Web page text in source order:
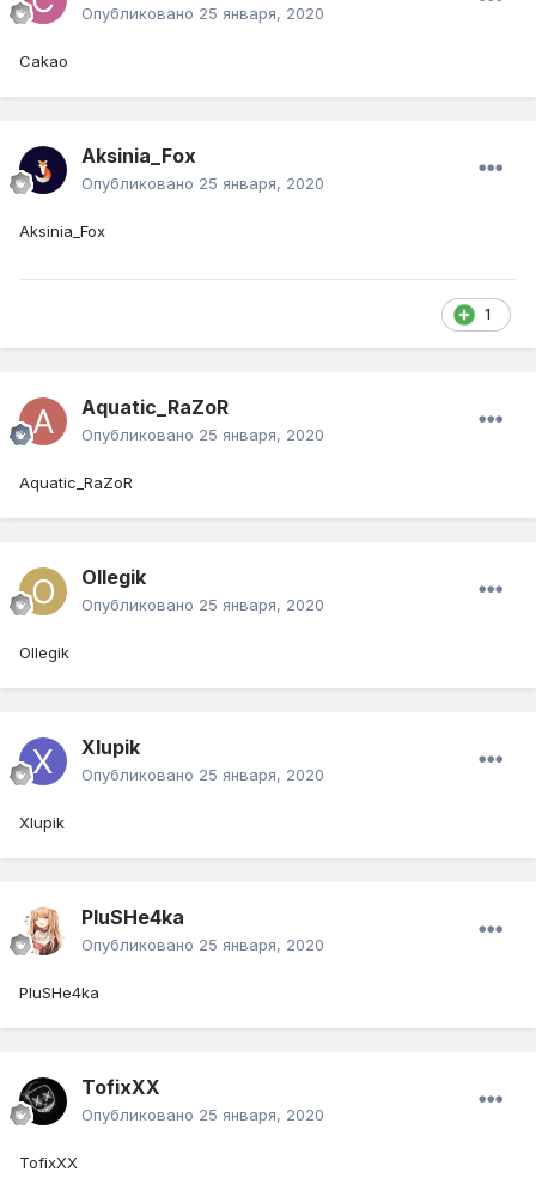
Опубликовано 25 января, 2020
Cakao
Aksinia_Fox
Опубликовано 25 января, 2020
Aksinia_Fox
1
Aquatic_RaZoR
Опубликовано 25 января, 2020
Aquatic_RaZoR
Ollegik
Опубликовано 25 января, 2020
Ollegik
Xlupik
Опубликовано 25 января, 2020
Xlupik
PluSHe4ka
Опубликовано 25 января, 2020
PluSHe4ka
TofixXX
Опубликовано 25 января, 2020
TofixXX